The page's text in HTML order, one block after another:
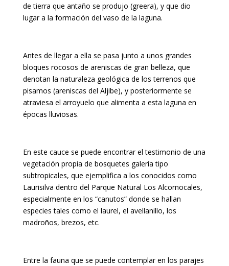
de tierra que antaño se produjo (greera), y que dio
lugar a la formación del vaso de la laguna.
Antes de llegar a ella se pasa junto a unos grandes
bloques rocosos de areniscas de gran belleza, que
denotan la naturaleza geológica de los terrenos que
pisamos (areniscas del Aljibe), y posteriormente se
atraviesa el arroyuelo que alimenta a esta laguna en
épocas lluviosas.
En este cauce se puede encontrar el testimonio de una
vegetación propia de bosquetes galería tipo
subtropicales, que ejemplifica a los conocidos como
Laurisilva dentro del Parque Natural Los Alcornocales,
especialmente en los “canutos” donde se hallan
especies tales como el laurel, el avellanillo, los
madroños, brezos, etc.
Entre la fauna que se puede contemplar en los parajes